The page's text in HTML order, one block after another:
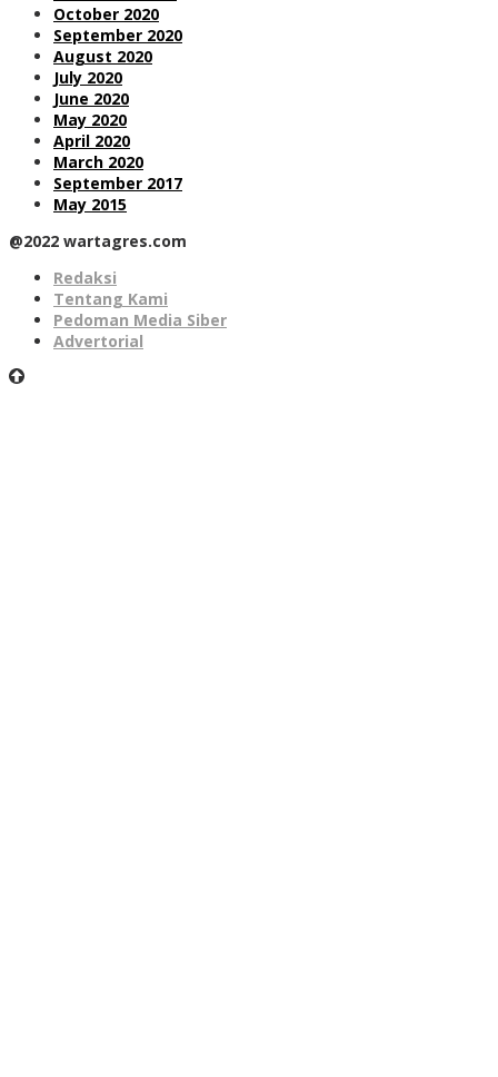
October 2020
September 2020
August 2020
July 2020
June 2020
May 2020
April 2020
March 2020
September 2017
May 2015
@2022 wartagres.com
Redaksi
Tentang Kami
Pedoman Media Siber
Advertorial